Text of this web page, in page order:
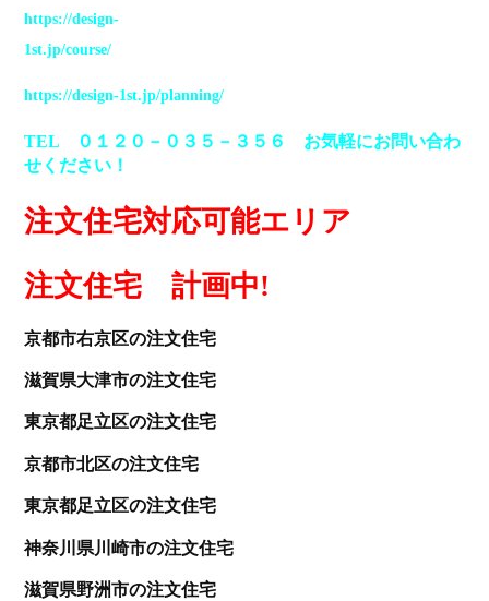
https://design-
1st.jp/course/
https://design-1st.jp/planning/
TEL ０１２０－０３５－３５６ お気軽にお問い合わ
せください！
注文住宅対応可能エリア
注文住宅 計画中!
京都市右京区の注文住宅
滋賀県大津市の注文住宅
東京都足立区の注文住宅
京都市北区の注文住宅
東京都足立区の注文住宅
神奈川 県川崎市の注文住宅
滋賀県野洲市の注文住宅